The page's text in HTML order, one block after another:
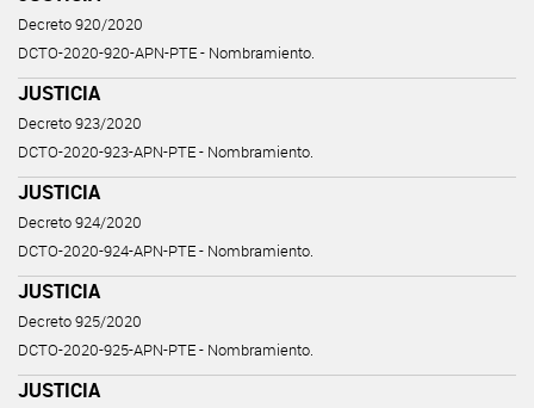
Decreto 920/2020
DCTO-2020-920-APN-PTE - Nombramiento.
JUSTICIA
Decreto 923/2020
DCTO-2020-923-APN-PTE - Nombramiento.
JUSTICIA
Decreto 924/2020
DCTO-2020-924-APN-PTE - Nombramiento.
JUSTICIA
Decreto 925/2020
DCTO-2020-925-APN-PTE - Nombramiento.
JUSTICIA